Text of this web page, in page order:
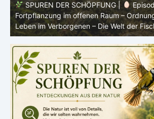
SPUREN DER SCHÖPFUNG |
Panzer – Tarnung, Farbe und Form |
Verborgenen – Die Welt der Fische